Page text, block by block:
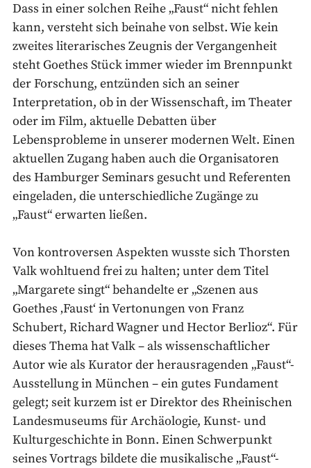
Dass in einer solchen Reihe „Faust“ nicht fehlen
kann, versteht sich beinahe von selbst. Wie kein
zweites literarisches Zeugnis der Vergangenheit
steht Goethes Stück immer wieder im Brennpunkt
der Forschung, entzünden sich an seiner
Interpretation, ob in der Wissenschaft, im Theater
oder im Film, aktuelle Debatten über
Lebensprobleme in unserer modernen Welt. Einen
aktuellen Zugang haben auch die Organisatoren
des Hamburger Seminars gesucht und Referenten
eingeladen, die unterschiedliche Zugänge zu
„Faust“ erwarten ließen.
Von kontroversen Aspekten wusste sich Thorsten
Valk wohltuend frei zu halten; unter dem Titel
„Margarete singt“ behandelte er „Szenen aus
Goethes ‚Faust‘ in Vertonungen von Franz
Schubert, Richard Wagner und Hector Berlioz“. Für
dieses Thema hat Valk – als wissenschaftlicher
Autor wie als Kurator der herausragenden „Faust“-
Ausstellung in München – ein gutes Fundament
gelegt; seit kurzem ist er Direktor des Rheinischen
Landesmuseums für Archäologie, Kunst- und
Kulturgeschichte in Bonn. Einen Schwerpunkt
seines Vortrags bildete die musikalische „Faust“-